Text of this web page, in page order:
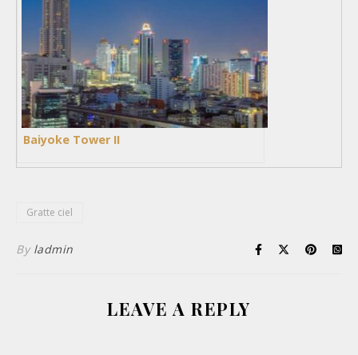
Baiyoke Tower II
Gratte ciel
By ladmin
LEAVE A REPLY